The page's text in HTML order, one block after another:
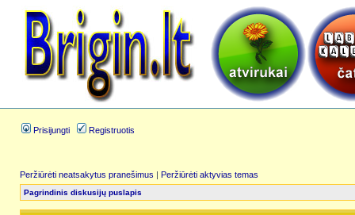
Prisijungti Registruotis
Peržiūrėti neatsakytus pranešimus | Peržiūrėti aktyvias temas
Pagrindinis diskusijų puslapis